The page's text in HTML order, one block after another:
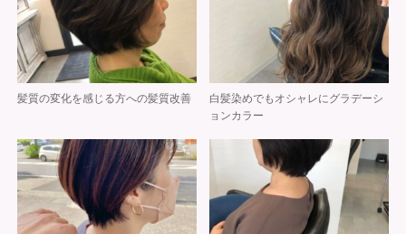
髪質の変化を感じる方への髪質改善
白髪染めでもオシャレにグラデーシ
ョンカラー